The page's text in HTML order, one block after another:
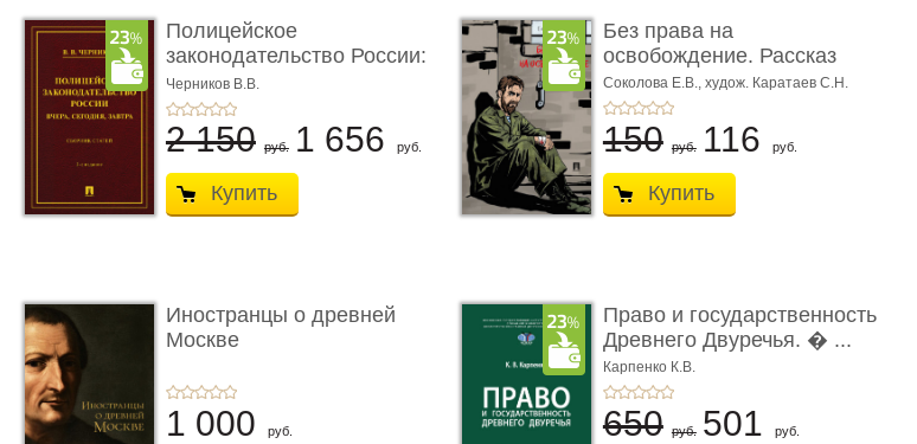
Полицейское
законодательство России:
вчера, с� ...
Черников В.В.
2 150 руб. 1 656 руб.
Купить
Без права на
освобождение. Рассказ
Соколова Е.В., худож. Каратаев С.Н.
150 руб. 116 руб.
Купить
Иностранцы о древней
Москве
1 000 руб.
Право и государственность
Древнего Двуречья. � ...
Карпенко К.В.
650 руб. 501 руб.